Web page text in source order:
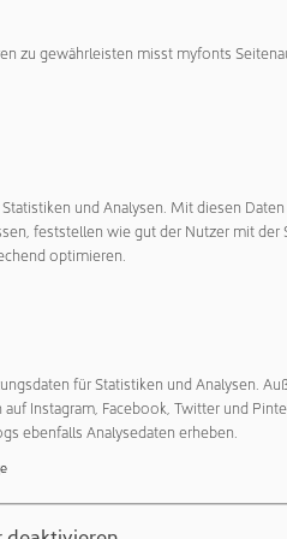
weiterentwickeln, um
zu können“, sagt
Das 2021 gegründete
aus Luxemburg, an Tederic
bietet uns die Basis, den
fortzusetzen. Er
von einem Start-up
wider“, sagt
Gruppe übernimmt
Österreich und der
Vertriebsmanagement im
kennt die Bedürfnisse von
war er Vice President Sales
zu gewährleisten misst myfonts
und Analysen. Mit diesen
feststellen wie gut der Nutzer mit der
optimieren.
für Statistiken und Analysen.
Instagram, Facebook, Twitter und
ebenfalls Analysedaten erheben.